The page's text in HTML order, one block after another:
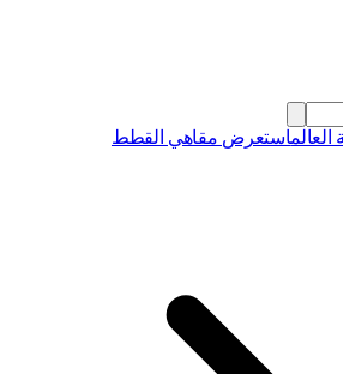
استعرض مقاهي القطط